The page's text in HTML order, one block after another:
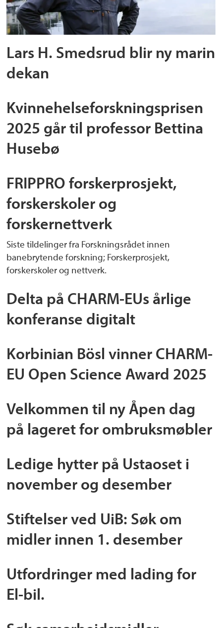
Lars H. Smedsrud blir ny marin
dekan
Kvinnehelseforskningsprisen
2025 går til professor Bettina
Husebø
FRIPPRO forskerprosjekt,
forskerskoler og
forskernettverk
Siste tildelinger fra Forskningsrådet innen
banebrytende forskning; Forskerprosjekt,
forskerskoler og nettverk.
Delta på CHARM-EUs årlige
konferanse digitalt
Korbinian Bösl vinner CHARM-
EU Open Science Award 2025
Velkommen til ny Åpen dag
på lageret for ombruksmøbler
Ledige hytter på Ustaoset i
november og desember
Stiftelser ved UiB: Søk om
midler innen 1. desember
Utfordringer med lading for
El-bil.